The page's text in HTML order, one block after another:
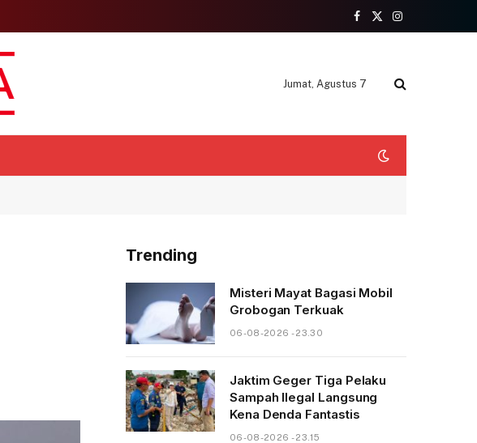
Facebook
X
Instagram
Jumat, Agustus 7
Trending
Misteri Mayat Bagasi Mobil
Grobogan Terkuak
06-08-2026 - 23.30
Jaktim Geger Tiga Pelaku
Sampah Ilegal Langsung
Kena Denda Fantastis
06-08-2026 - 23.15